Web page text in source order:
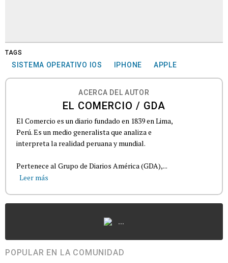
TAGS
SISTEMA OPERATIVO IOS IPHONE APPLE
ACERCA DEL AUTOR
EL COMERCIO / GDA
El Comercio es un diario fundado en 1839 en Lima,
Perú. Es un medio generalista que analiza e
interpreta la realidad peruana y mundial.
Pertenece al Grupo de Diarios América (GDA),...
Leer más
...
POPULAR EN LA COMUNIDAD